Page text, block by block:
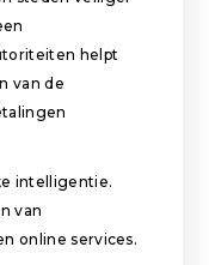
helpt
van de
intelligentie.
van
online services.